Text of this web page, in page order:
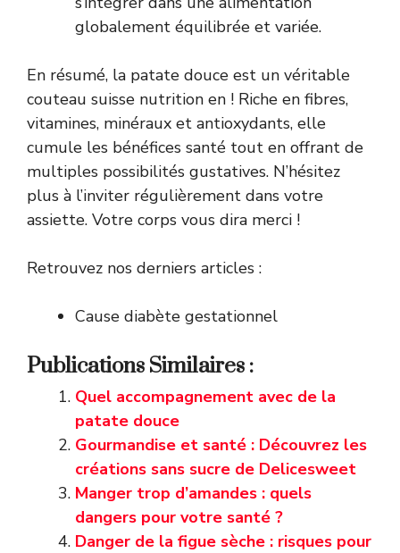
globalement équilibrée et variée.
En résumé, la patate douce est un véritable
couteau suisse nutrition en ! Riche en fibres,
vitamines, minéraux et antioxydants, elle
cumule les bénéfices santé tout en offrant de
multiples possibilités gustatives. N’hésitez
plus à l’inviter régulièrement dans votre
assiette. Votre corps vous dira merci !
Retrouvez nos derniers articles :
Cause diabète gestationnel
Publications Similaires :
Quel accompagnement avec de la
patate douce
Gourmandise et santé : Découvrez les
créations sans sucre de Delicesweet
Manger trop d’amandes : quels
dangers pour votre santé ?
Danger de la figue sèche : risques pour